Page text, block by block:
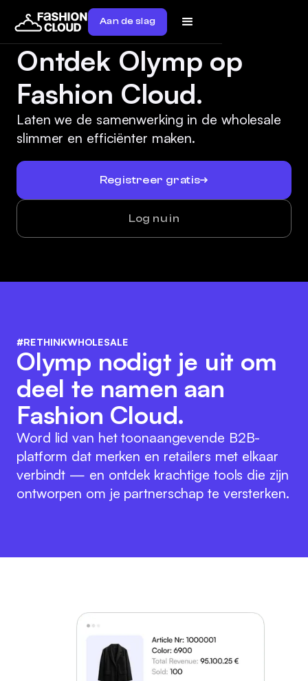
Aan de slag
Ontdek Olymp op
Fashion Cloud.
Laten we de samenwerking in de wholesale
slimmer en efficiënter maken.
Registreer gratis
Log nu in
#RETHINKWHOLESALE
Olymp nodigt je uit om
deel te namen aan
Fashion Cloud.
Word lid van het toonaangevende B2B-
platform dat merken en retailers met elkaar
verbindt — en ontdek krachtige tools die zijn
ontworpen om je partnerschap te versterken.